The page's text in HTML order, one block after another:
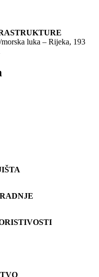
luka – Rijeka, 193